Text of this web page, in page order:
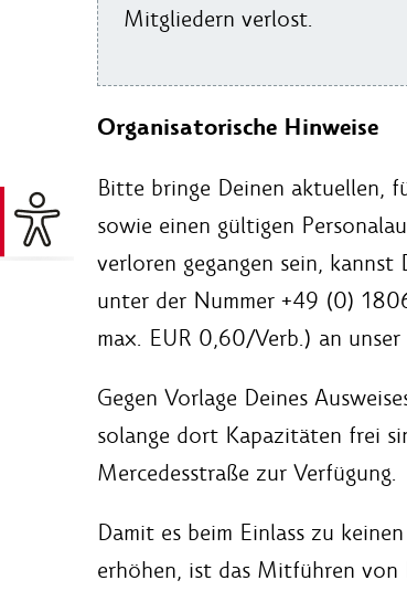
Mitgliedern verlost.
Organisatorische Hinweise
Bitte bringe Deinen aktuellen,
sowie einen gültigen
verloren gegangen sein,
unter der Nummer +49 (0)
max. EUR 0,60/Verb.) an unser
Gegen Vorlage Deines
solange dort Kapazitäten frei
Mercedesstraße zur Verfügung.
Damit es beim Einlass zu
erhöhen, ist das Mitführen von